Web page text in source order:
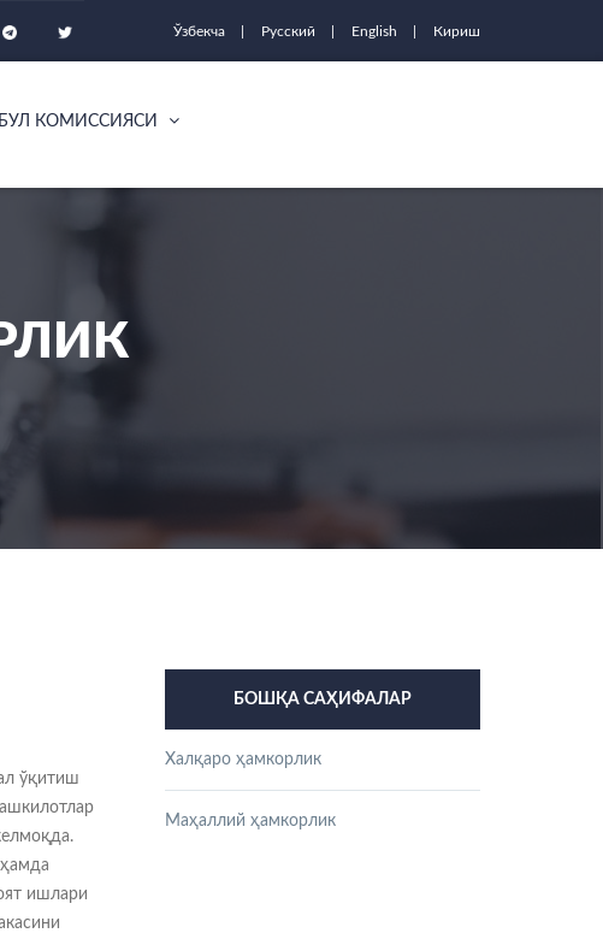
Ўзбекча Русский English Кириш
КОМИССИЯСИ
ўқитиш
ишлари
БОШҚА САҲИФАЛАР
Халқаро ҳамкорлик
Маҳаллий ҳамкорлик